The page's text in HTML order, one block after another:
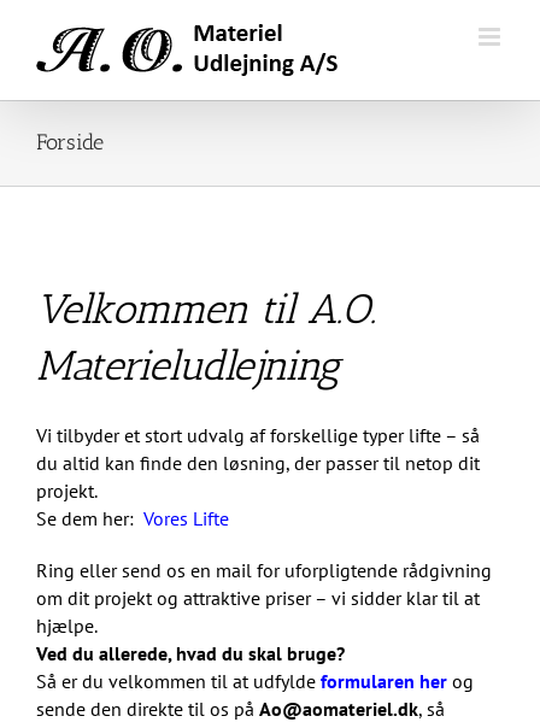
content
Forside
Velkommen til A.O.
Materieludlejning
Vi tilbyder et stort udvalg af forskellige typer lifte – så
du altid kan finde den løsning, der passer til netop dit
projekt.
Se dem her: Vores Lifte
Ring eller send os en mail for uforpligtende rådgivning
om dit projekt og attraktive priser – vi sidder klar til at
hjælpe.
Ved du allerede, hvad du skal bruge?
Så er du velkommen til at udfylde formularen her og
sende den direkte til os på Ao@aomateriel.dk, så